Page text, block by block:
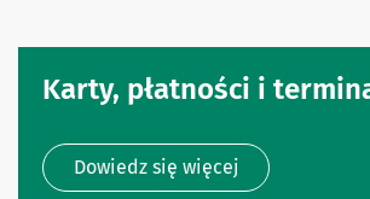
Karty, płatności i
Dowiedz się więcej